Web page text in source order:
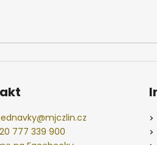
@mjczlin.cz
777 339 900